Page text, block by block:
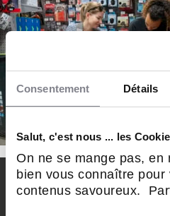
Consentement Détails
Salut, c'est nous ... les
On ne se mange pas, en
bien vous connaître
contenus savoureux.